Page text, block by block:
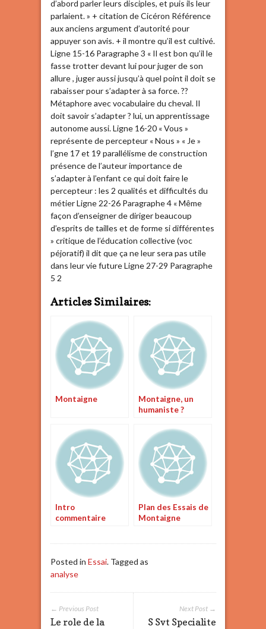
d’abord parler leurs disciples, et puis ils leur
parlaient. » + citation de Cicéron Référence
aux anciens argument d’autorité pour
appuyer son avis. + il montre qu’il est cultivé.
Ligne 15-16 Paragraphe 3 « Il est bon qu’il le
fasse trotter devant lui pour juger de son
allure , juger aussi jusqu’à quel point il doit se
rabaisser pour s’adapter à sa force. ??
Métaphore avec vocabulaire du cheval. Il
doit savoir s’adapter ? lui, un apprentissage
autonome aussi. Ligne 16-20 « Vous »
représente de percepteur « Nous » « Je »
l’gne 17 et 19 parallélisme de construction
présence de l’auteur importance de
s’adapter à l’enfant ce qui doit faire le
percepteur : les 2 qualités et difficultés du
métier Ligne 22-26 Paragraphe 4 « Même
façon d’enseigner de diriger beaucoup
d’esprits de tailles et de forme si différentes
» critique de l’éducation collective (voc
péjoratif) il dit que ça ne leur sera pas utile
dans leur vie future Ligne 27-29 Paragraphe
5 2
Articles Similaires:
Montaigne
Montaigne, un
humaniste ?
Intro
commentaire
Plan des Essais de
Montaigne
Posted in Essai. Tagged as
analyse
Next Post →
S Svt Specialite
← Previous Post
Le role de la